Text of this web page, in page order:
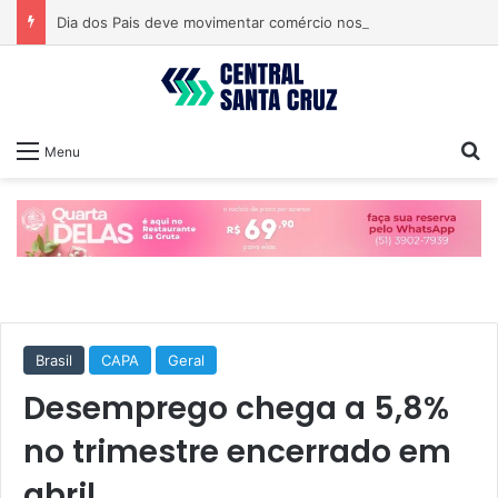
Menu
Brasil CAPA Geral
Desemprego chega a 5,8%
no trimestre encerrado em